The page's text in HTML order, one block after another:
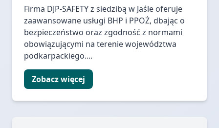
Firma DJP-SAFETY z siedzibą w Jaśle oferuje
zaawansowane usługi BHP i PPOŻ, dbając o
bezpieczeństwo oraz zgodność z normami
obowiązującymi na terenie województwa
podkarpackiego....
Zobacz więcej